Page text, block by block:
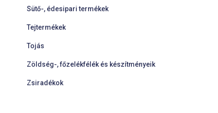
Sütő-, édesipari termékek
Tejtermékek
Tojás
Zöldség-, főzelékfélék és készítményeik
Zsiradékok